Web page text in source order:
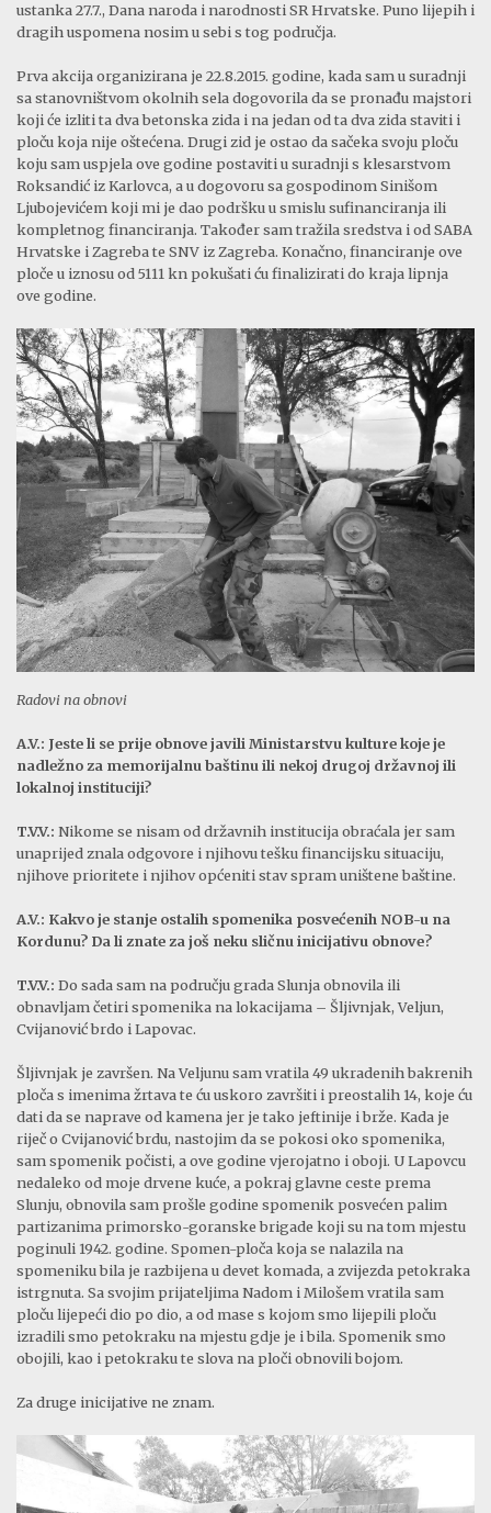
ustanka 27.7., Dana naroda i narodnosti SR Hrvatske. Puno lijepih i
dragih uspomena nosim u sebi s tog područja.
Prva akcija organizirana je 22.8.2015. godine, kada sam u suradnji
sa stanovništvom okolnih sela dogovorila da se pronađu majstori
koji će izliti ta dva betonska zida i na jedan od ta dva zida staviti i
ploču koja nije oštećena. Drugi zid je ostao da sačeka svoju ploču
koju sam uspjela ove godine postaviti u suradnji s klesarstvom
Roksandić iz Karlovca, a u dogovoru sa gospodinom Sinišom
Ljubojevićem koji mi je dao podršku u smislu sufinanciranja ili
kompletnog financiranja. Također sam tražila sredstva i od SABA
Hrvatske i Zagreba te SNV iz Zagreba. Konačno, financiranje ove
ploče u iznosu od 5111 kn pokušati ću finalizirati do kraja lipnja
ove godine.
Radovi na obnovi
A.V.: Jeste li se prije obnove javili Ministarstvu kulture koje je
nadležno za memorijalnu baštinu ili nekoj drugoj državnoj ili
lokalnoj instituciji?
T.V.V.: Nikome se nisam od državnih institucija obraćala jer sam
unaprijed znala odgovore i njihovu tešku financijsku situaciju,
njihove prioritete i njihov općeniti stav spram uništene baštine.
A.V.: Kakvo je stanje ostalih spomenika posvećenih NOB-u na
Kordunu? Da li znate za još neku sličnu inicijativu obnove?
T.V.V.: Do sada sam na području grada Slunja obnovila ili
obnavljam četiri spomenika na lokacijama – Šljivnjak, Veljun,
Cvijanović brdo i Lapovac.
Šljivnjak je završen. Na Veljunu sam vratila 49 ukradenih bakrenih
ploča s imenima žrtava te ću uskoro završiti i preostalih 14, koje ću
dati da se naprave od kamena jer je tako jeftinije i brže. Kada je
riječ o Cvijanović brdu, nastojim da se pokosi oko spomenika,
sam spomenik počisti, a ove godine vjerojatno i oboji. U Lapovcu
nedaleko od moje drvene kuće, a pokraj glavne ceste prema
Slunju, obnovila sam prošle godine spomenik posvećen palim
partizanima primorsko-goranske brigade koji su na tom mjestu
poginuli 1942. godine. Spomen-ploča koja se nalazila na
spomeniku bila je razbijena u devet komada, a zvijezda petokraka
istrgnuta. Sa svojim prijateljima Nadom i Milošem vratila sam
ploču lijepeći dio po dio, a od mase s kojom smo lijepili ploču
izradili smo petokraku na mjestu gdje je i bila. Spomenik smo
obojili, kao i petokraku te slova na ploči obnovili bojom.
Za druge inicijative ne znam.